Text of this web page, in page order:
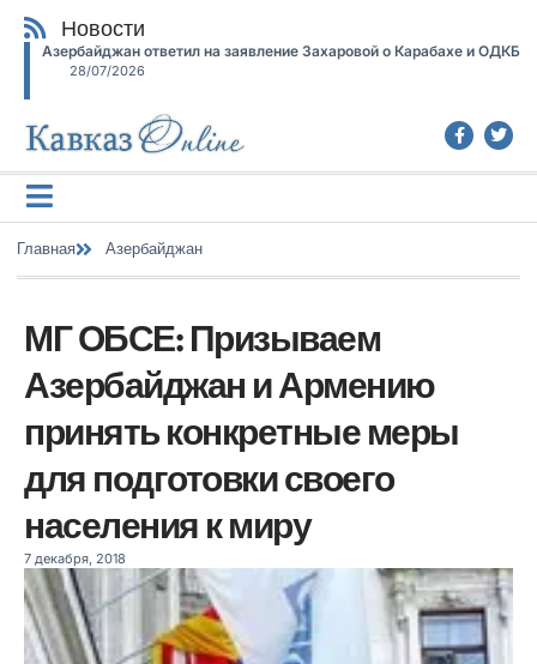
Новости
Азербайджан ответил на заявление Захаровой о Карабахе и ОДКБ
28/07/2026
Главная Азербайджан
МГ ОБСЕ: Призываем
Азербайджан и Армению
принять конкретные меры
для подготовки своего
населения к миру
7 декабря, 2018